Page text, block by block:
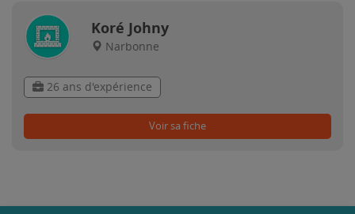
Koré Johny
Narbonne
26 ans d'expérience
Voir sa fiche